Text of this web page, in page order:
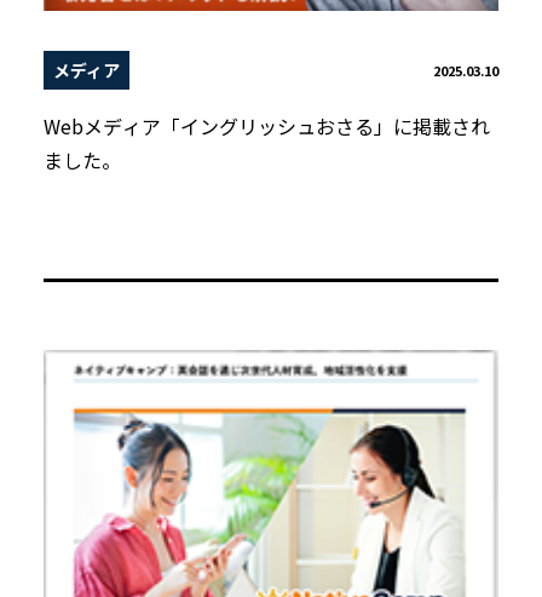
メディア 2025.03.10
Webメディア「イングリッシュおさる」に掲載され
ました。